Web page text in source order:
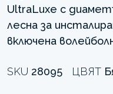
UltraLuxe с
лесна за
включена
SKU 28095 ЦВЯТ